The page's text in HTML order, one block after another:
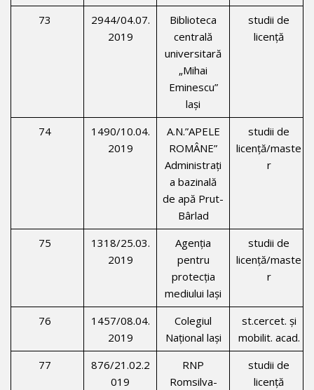
73
2944/04.07.
2019
Biblioteca
centrală
universitară
„Mihai
Eminescu”
laşi
studii de
licenţă
74
1490/10.04.
2019
A.N.”APELE
ROMÂNE”
Administraţi
a bazinală
de apă Prut-
Bârlad
studii de
licență/maste
r
75
1318/25.03.
2019
Agenţia
pentru
protecţia
mediului laşi
studii de
licență/maste
r
76
1457/08.04.
2019
Colegiul
Naţional laşi
st.cercet. şi
mobilit. acad.
77
876/21.02.2
019
RNP
Romsilva-
studii de
licenţă